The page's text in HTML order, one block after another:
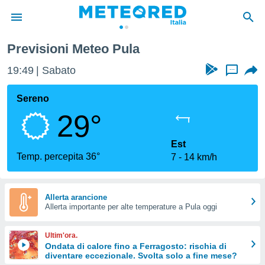
di
per
le
di
Web
le
Previsioni Meteo Pula
19:49 Sabato ...
Sereno
29°
Temp. percepita 36°
Est
7
14 km/h
Allerta arancione
Allerta importante per alte temperature a Pula oggi
Ultim'ora.
Ondata di calore fino a Ferragosto: rischia di
diventare eccezionale. Svolta solo a fine mese?